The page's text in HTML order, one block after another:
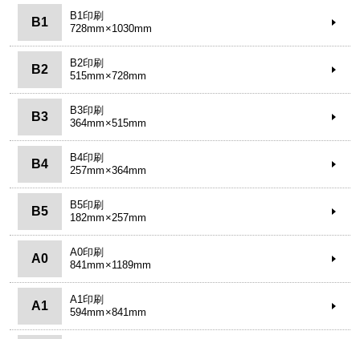
B1
B1印刷
728mm×1030mm
B2
B2印刷
515mm×728mm
B3
B3印刷
364mm×515mm
B4
B4印刷
257mm×364mm
B5
B5印刷
182mm×257mm
A0
A0印刷
841mm×1189mm
A1
A1印刷
594mm×841mm